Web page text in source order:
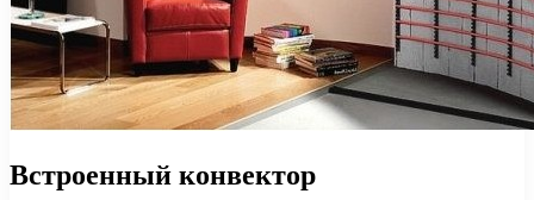
Встроенный конвектор